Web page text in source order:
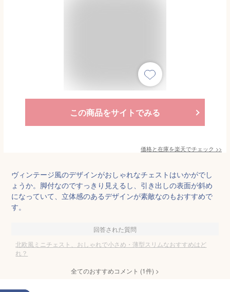
この商品をサイトでみる
価格と在庫を楽天でチェック >>
ヴィンテージ風のデザインがおしゃれなチェストはいかがでし
ょうか。脚付なのですっきり見えるし、引き出しの表面が斜め
になっていて、立体感のあるデザインが素敵なのもおすすめで
す。
回答された質問
北欧風ミニチェスト、おしゃれで小さめ・薄型スリムなおすすめはど
れ？
全てのおすすめコメント (1件) >